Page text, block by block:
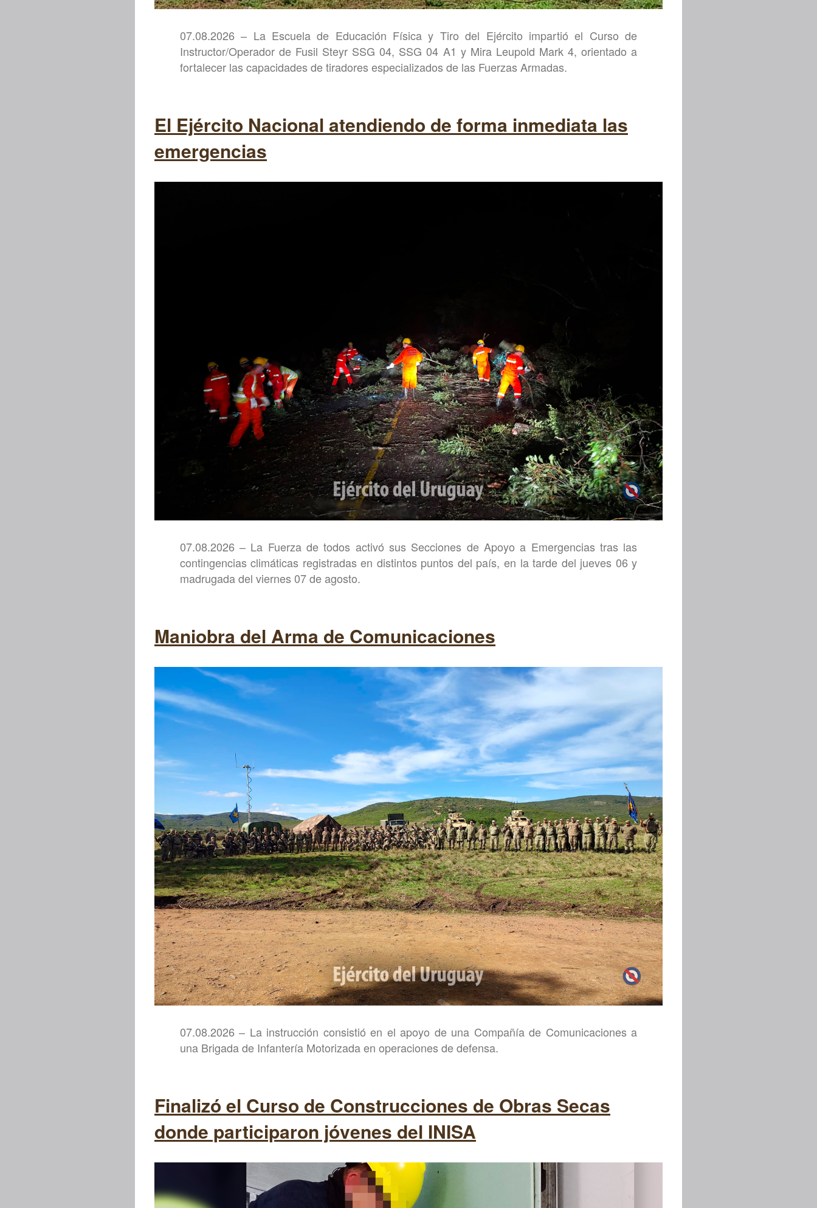
07.08.2026 – La Escuela de Educación Física y Tiro del Ejército impartió el Curso de
Instructor/Operador de Fusil Steyr SSG 04, SSG 04 A1 y Mira Leupold Mark 4, orientado a
fortalecer las capacidades de tiradores especializados de las Fuerzas Armadas.
El Ejército Nacional atendiendo de forma inmediata las
emergencias
07.08.2026 – La Fuerza de todos activó sus Secciones de Apoyo a Emergencias tras las
contingencias climáticas registradas en distintos puntos del país, en la tarde del jueves 06 y
madrugada del viernes 07 de agosto.
Maniobra del Arma de Comunicaciones
07.08.2026 – La instrucción consistió en el apoyo de una Compañía de Comunicaciones a
una Brigada de Infantería Motorizada en operaciones de defensa.
Finalizó el Curso de Construcciones de Obras Secas
donde participaron jóvenes del INISA